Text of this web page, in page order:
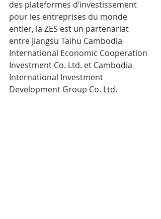
des plateformes d’investissement
pour les entreprises du monde
entier, la ZES est un partenariat
entre Jiangsu Taihu Cambodia
International Economic Cooperation
Investment Co. Ltd. et Cambodia
International Investment
Development Group Co. Ltd.